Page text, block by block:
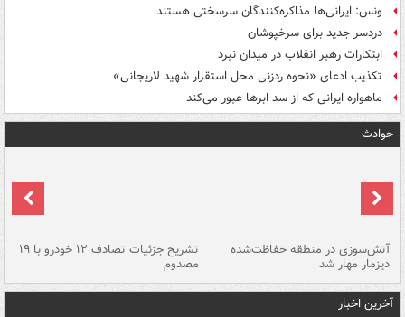
ونس: ایرانی‌ها مذاکره‌کنندگان سرسختی هستند
دردسر جدید برای سرخپوشان
ابتکارات رهبر انقلاب در میدان نبرد
تکذیب ادعای «نحوه ردزنی محل استقرار شهید لاریجانی»
ماهواره ایرانی که از سد ابرها عبور می‌کند
حوادث
آتش‌سوزی در منطقه حفاظت‌شده
دیزمار مهار شد
تشریح جزئیات تصادف ۱۲ خودرو با ۱۹
مصدوم
آخرین اخبار